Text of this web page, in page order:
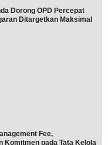
Dorong OPD Percepat
Ditargetkan Maksimal
Fee,
Komitmen pada Tata Kelola